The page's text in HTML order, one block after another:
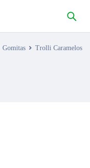
Gomitas
Trolli Caramelos